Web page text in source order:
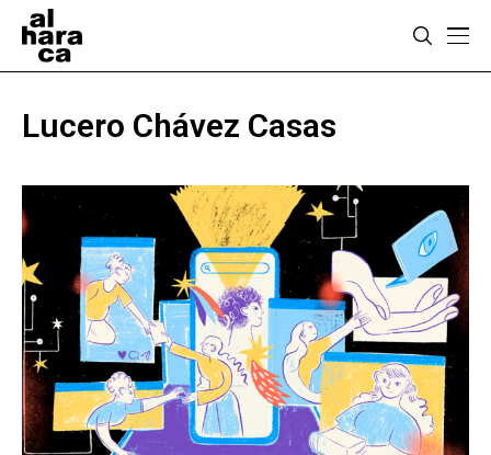
Lucero Chávez Casas